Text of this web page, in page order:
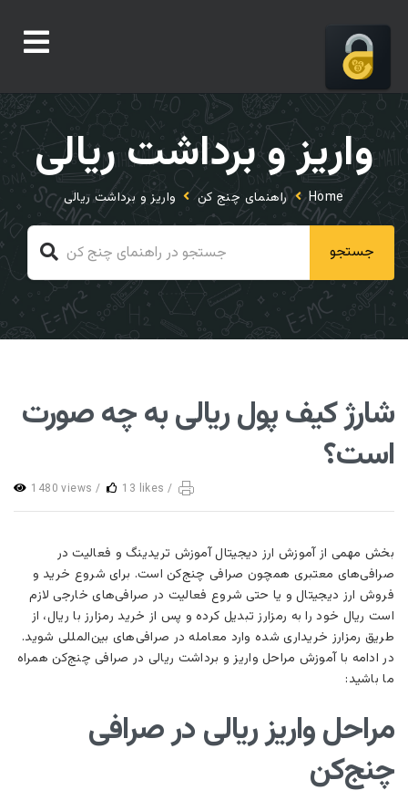
واریز و برداشت ریالی
Home راهنمای چنج کن واریز و برداشت ریالی
شارژ کیف پول ریالی به چه صورت
است؟
1480 views / 13 likes /
بخش مهمی از آموزش ارز دیجیتال آموزش تریدینگ و فعالیت در
صرافی‌های معتبری همچون صرافی چنج‌کن است. برای شروع خرید و
فروش ارز دیجیتال و یا حتی شروع فعالیت در صرافی‌های خارجی لازم
است ریال خود را به رمزارز تبدیل کرده و پس از خرید رمزارز با ریال، از
طریق رمزارز خریداری شده وارد معامله در صرافی‌های بین‌المللی شوید.
در ادامه با آموزش مراحل واریز و برداشت ریالی در صرافی چنج‌کن همراه
ما باشید:
مراحل واریز ریالی در صرافی
چنج‌کن